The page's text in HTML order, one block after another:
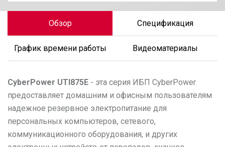
Обзор Спецификация
График времени работы Видеоматериалы
CyberPower UTI875E - эта серия ИБП CyberPower
предоставляет домашним и офисным пользователям
надежное резервное электропитание для
персональных компьютеров, сетевого,
коммуникационного оборудования, и других